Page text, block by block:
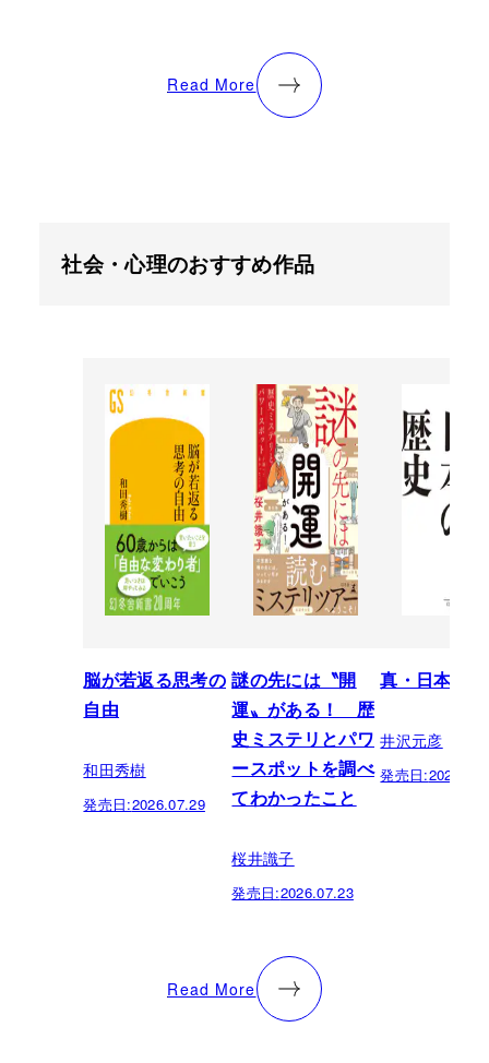
Read More
社会・心理のおすすめ作品
脳が若返る思考の
自由
和田秀樹
発売日:2026.07.29
謎の先には〝開
運〟がある！ 歴
史ミステリとパワ
ースポットを調べ
てわかったこと
桜井識子
発売日:2026.07.23
真・日本の
井沢元彦
発売日:
Read More